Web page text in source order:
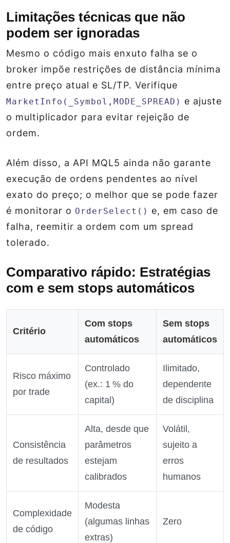
Limitações técnicas que não
podem ser ignoradas
Mesmo o código mais enxuto falha se o
broker impõe restrições de distância mínima
entre preço atual e SL/TP. Verifique
MarketInfo(_Symbol,MODE_SPREAD) e ajuste
o multiplicador para evitar rejeição de
ordem.
Além disso, a API MQL5 ainda não garante
execução de ordens pendentes ao nível
exato do preço; o melhor que se pode fazer
é monitorar o OrderSelect() e, em caso de
falha, reemitir a ordem com um spread
tolerado.
Comparativo rápido: Estratégias
com e sem stops automáticos
Critério
Com stops
automáticos
Sem stops
automáticos
Risco máximo
por trade
Controlado
(ex.: 1 % do
capital)
Ilimitado,
dependente
de disciplina
Consistência
de resultados
Alta, desde que
parâmetros
estejam
calibrados
Volátil,
sujeito a
erros
humanos
Complexidade
de código
Modesta
(algumas linhas
extras)
Zero